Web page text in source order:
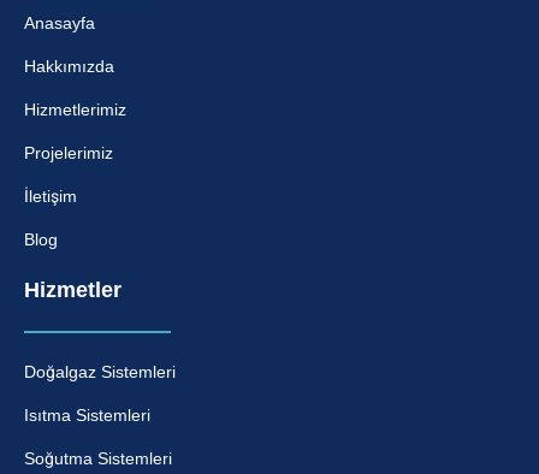
Anasayfa
Hakkımızda
Hizmetlerimiz
Projelerimiz
İletişim
Blog
Hizmetler
Doğalgaz Sistemleri
Isıtma Sistemleri
Soğutma Sistemleri